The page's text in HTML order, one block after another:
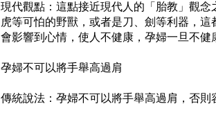
現代觀點：這點接近現代人的「胎教」觀
虎等可怕的野獸，或者是刀、劍等利器，
會影響到心情，使人不健康， 孕婦一旦不健
孕婦不可以將手舉高過肩
傳統說法：孕婦不可以將手舉高過肩，否則